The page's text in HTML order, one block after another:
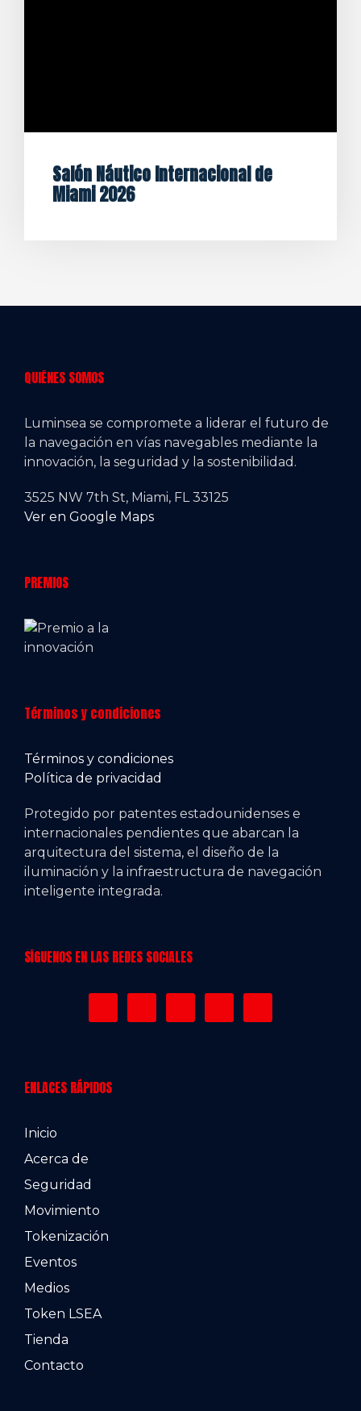
Salón Náutico Internacional de
Miami 2026
QUIÉNES SOMOS
Luminsea se compromete a liderar el futuro de
la navegación en vías navegables mediante la
innovación, la seguridad y la sostenibilidad.
3525 NW 7th St, Miami, FL 33125
Ver en Google Maps
PREMIOS
Términos y condiciones
Términos y condiciones
Política de privacidad
Protegido por patentes estadounidenses e
internacionales pendientes que abarcan la
arquitectura del sistema, el diseño de la
iluminación y la infraestructura de navegación
inteligente integrada.
SÍGUENOS EN LAS REDES SOCIALES
ENLACES RÁPIDOS
Inicio
Acerca de
Seguridad
Movimiento
Tokenización
Eventos
Medios
Token LSEA
Tienda
Contacto